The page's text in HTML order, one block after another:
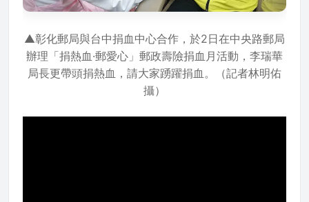
▲彰化郵局與台中捐血中心合作，於2日在中央路郵局
辦理「捐熱血·郵愛心」郵政壽險捐血月活動，李瑞華
局長更帶頭捐熱血，請大家踴躍捐血。（記者林明佑
攝）